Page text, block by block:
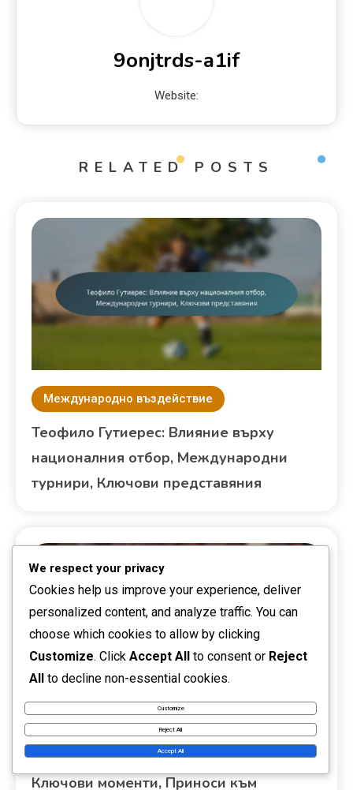
9onjtrds-a1if
Website:
RELATED POSTS
Международно въздействие
Теофило Гутиерес: Влияние върху
националния отбор, Международни
турнири, Ключови представяния
Международно въздействие
Луис Диас: Международен успех,
Ключови моменти, Приноси към
We respect your privacy
Cookies help us improve your experience, deliver
personalized content, and analyze traffic. You can
choose which cookies to allow by clicking
Customize. Click Accept All to consent or Reject
All to decline non-essential cookies.
Customize
Reject All
Accept All